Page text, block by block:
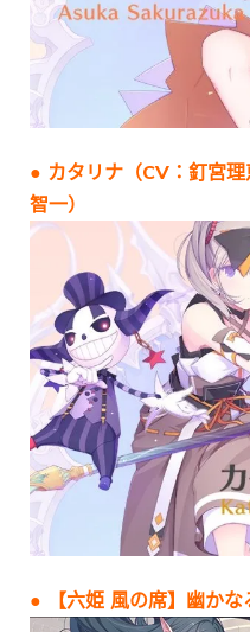
● カタリナ（CV：釘宮
智一）
● 【六姫 風の席】幽かな